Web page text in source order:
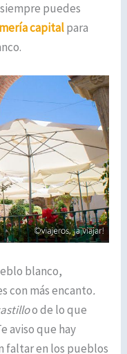
puedes
capitalpara
blanco,
con más encanto.
o de lo que
aviso que hay
faltar en los pueblos